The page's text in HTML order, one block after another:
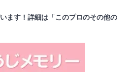
ます！詳細は「このプロのその他の